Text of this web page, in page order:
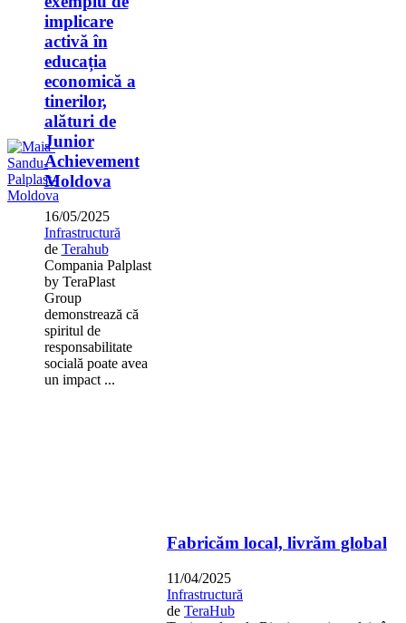
implicare
activă în
educația
economică a
tinerilor,
alături de
Junior
Achievement
Moldova
16/05/2025
Infrastructură
de Terahub
Compania Palplast
by TeraPlast
Group
demonstrează că
spiritul de
responsabilitate
socială poate avea
un impact ...
Fabricăm local, livrăm global
11/04/2025
Infrastructură
de TeraHub